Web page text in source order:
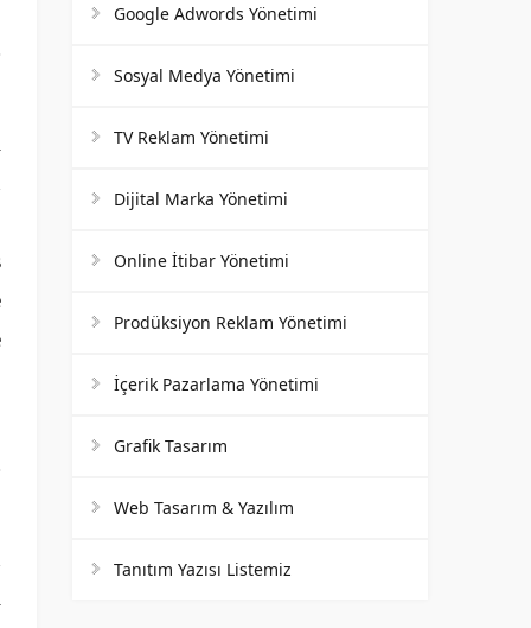
Google Adwords Yönetimi
Sosyal Medya Yönetimi
TV Reklam Yönetimi
Dijital Marka Yönetimi
Online İtibar Yönetimi
Prodüksiyon Reklam Yönetimi
İçerik Pazarlama Yönetimi
Grafik Tasarım
Web Tasarım & Yazılım
Tanıtım Yazısı Listemiz